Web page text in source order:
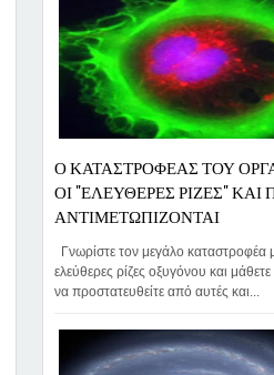
Ο ΚΑΤΑΣΤΡΟΦΕΑΣ ΤΟΥ
ΟΙ "ΕΛΕΥΘΕΡΕΣ ΡΙΖΕΣ" ΚΑΙ
ΑΝΤΙΜΕΤΩΠΙΖΟΝΤΑΙ
Γνωρίστε τον μεγάλο καταστροφέα
ελεύθερες ρίζες οξυγόνου και
να προστατευθείτε από αυτές και...